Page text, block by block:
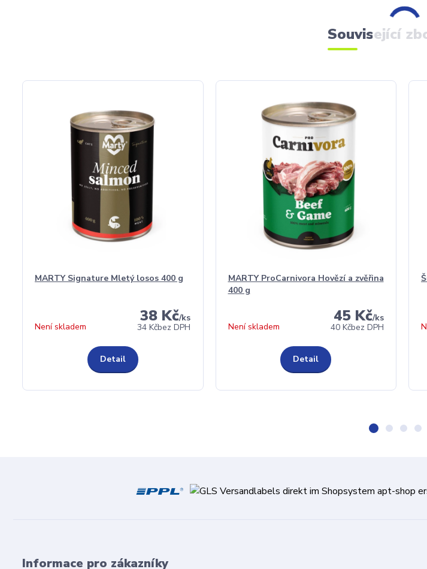
Související
MARTY Signature Mletý losos 400 g
38 Kč/ks
34 Kčbez DPH
Není skladem
Detail
MARTY ProCarnivora Hovězí a zvěřina
400 g
45 Kč/ks
40 Kčbez DPH
Není skladem
Detail
Informace pro zákazníky